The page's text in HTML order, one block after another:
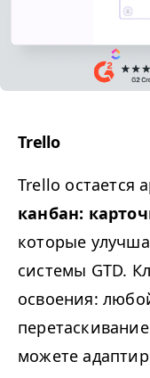
Trello
Trello остается
канбан:
которые
системы GTD.
освоения:
можете